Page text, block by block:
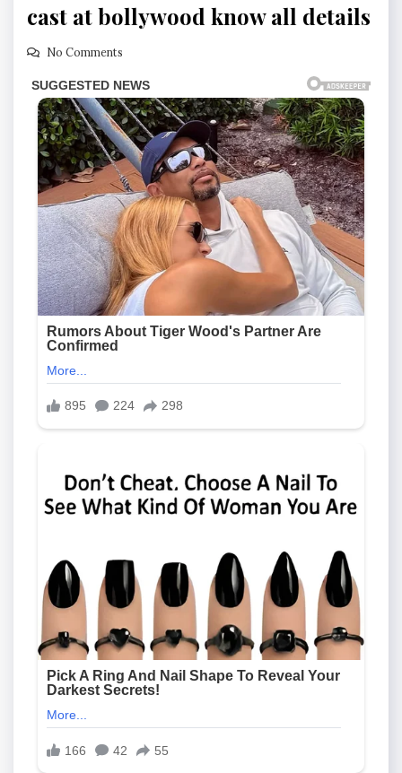
cast at bollywood know all details
No Comments